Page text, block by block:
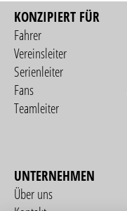
KONZIPIERT FÜR
Fahrer
Vereinsleiter
Serienleiter
Fans
Teamleiter
UNTERNEHMEN
Über uns